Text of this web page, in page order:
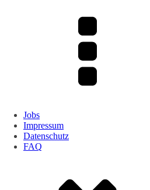
Jobs
Impressum
Datenschutz
FAQ